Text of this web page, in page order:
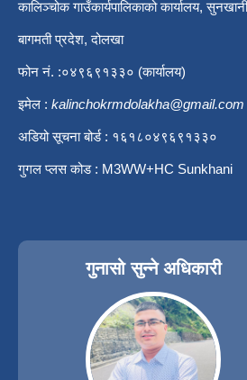
कालिञ्चोक गाउँकार्यपालिकाको कार्यालय, सुनखानी
बागमती प्रदेश, दोलखा
फोन नं. :०४९६९१३३० (कार्यालय)
इमेल : kalinchokrmdolakha@gmail.com
अडियो सूचना बोर्ड : १६१८०४९६९१३३०
गुगल प्लस कोड : M3WW+HC Sunkhani
गुनासो सुन्ने अधिकारी